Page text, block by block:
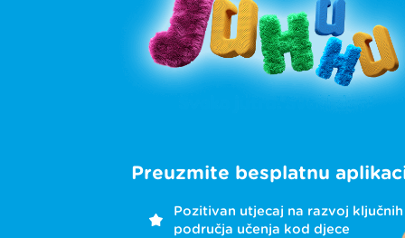
Preuzmite besplatnu
Pozitivan utjecaj na razvoj ključnih
područja učenja kod djece